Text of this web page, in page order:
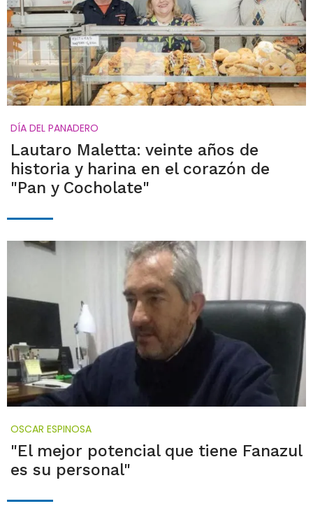
DÍA DEL PANADERO
Lautaro Maletta: veinte años de
historia y harina en el corazón de
"Pan y Cocholate"
OSCAR ESPINOSA
"El mejor potencial que tiene Fanazul
es su personal"